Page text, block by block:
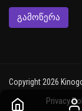
ᲒᲐᲛᲝᲬᲔᲠᲐ
Copyright 2026
Privacy